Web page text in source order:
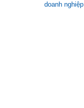
doanh nghiệp